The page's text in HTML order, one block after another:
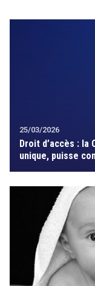
25/03/2026
Droit d’accès : la
unique, puisse